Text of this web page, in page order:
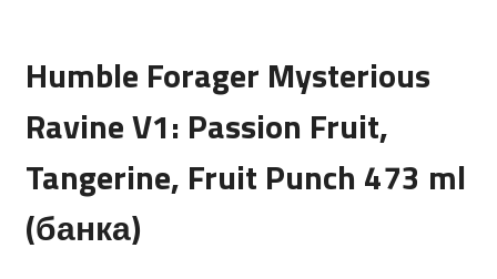
Humble Forager Mysterious
Ravine V1: Passion Fruit,
Tangerine, Fruit Punch 473 ml
(банка)